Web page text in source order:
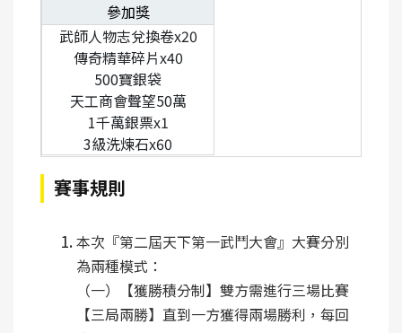
參加獎
武師人物志兌換卷x20
傳奇精華碎片x40
500寶銀袋
天工商會聲望50萬
1千萬銀票x1
3級洗煉石x60
賽事規則
本次『第二屆天下第一武鬥大會』大賽分別
為兩種模式：
（一）【獲勝積分制】雙方需進行三場比賽
【三局兩勝】直到一方獲得兩場勝利，每回